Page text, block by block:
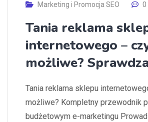
Marketing i Promocja SEO
0
Tania reklama
internetowego –
możliwe?
Tania reklama sklepu
możliwe? Kompletny przewodnik
budżetowym e-marketingu